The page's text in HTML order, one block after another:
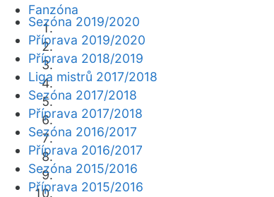
Fanzóna
Sezóna 2019/2020
Příprava 2019/2020
Příprava 2018/2019
Liga mistrů 2017/2018
Sezóna 2017/2018
Příprava 2017/2018
Sezóna 2016/2017
Příprava 2016/2017
Sezóna 2015/2016
Příprava 2015/2016